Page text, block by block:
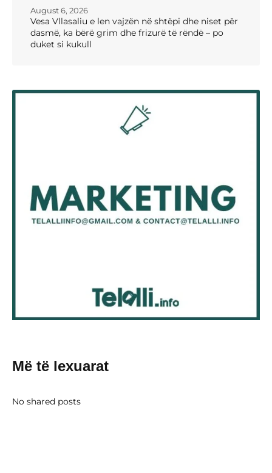
Vesa Vllasaliu e len vajzën në shtëpi dhe niset për
dasmë, ka bërë grim dhe frizurë të rëndë – po
duket si kukull
August 6, 2026
Më të lexuarat
No shared posts